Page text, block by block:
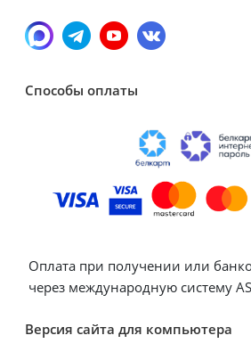
Способы оплаты
Оплата при получении или
через международную систему
Версия сайта для компьютера